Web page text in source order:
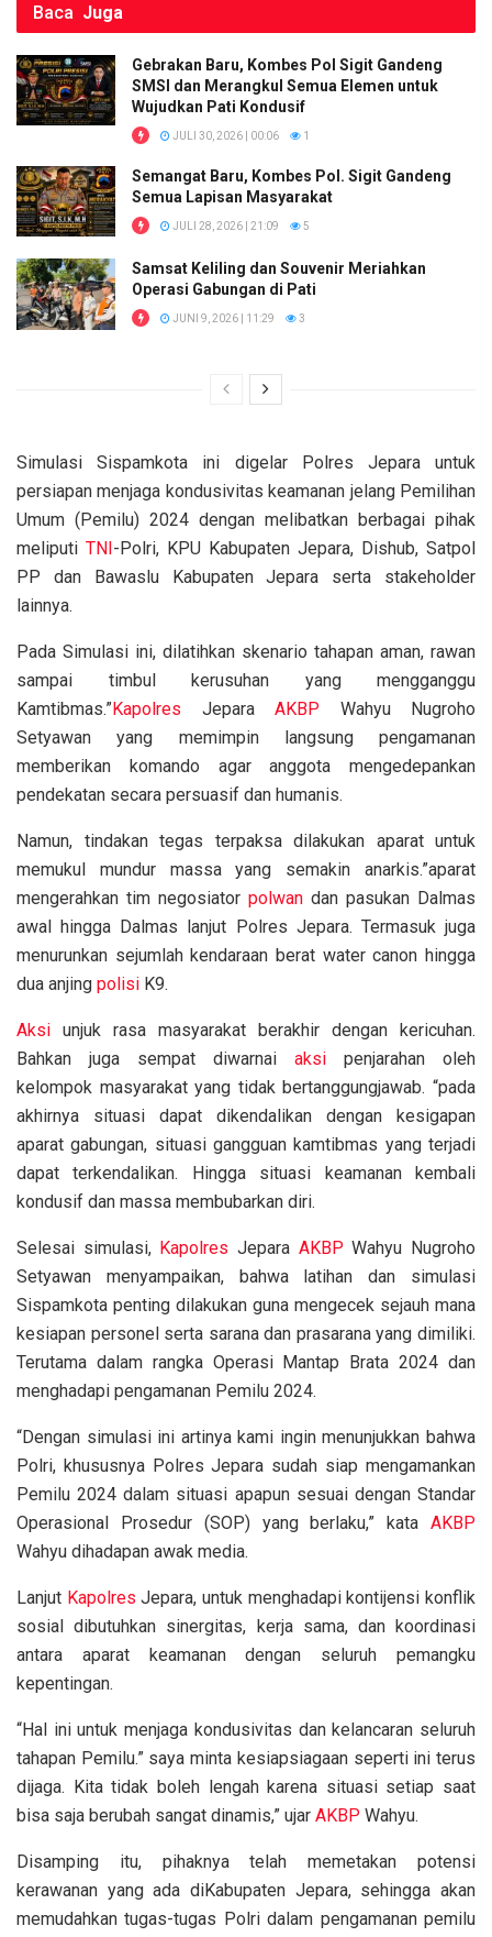
Baca Juga
Gebrakan Baru, Kombes Pol Sigit Gandeng
SMSI dan Merangkul Semua Elemen untuk
Wujudkan Pati Kondusif
JULI 30, 2026 | 00:06 1
Semangat Baru, Kombes Pol. Sigit Gandeng
Semua Lapisan Masyarakat
JULI 28, 2026 | 21:09 5
Samsat Keliling dan Souvenir Meriahkan
Operasi Gabungan di Pati
JUNI 9, 2026 | 11:29 3
Simulasi Sispamkota ini digelar Polres Jepara untuk
persiapan menjaga kondusivitas keamanan jelang Pemilihan
Umum (Pemilu) 2024 dengan melibatkan berbagai pihak
meliputi TNI-Polri, KPU Kabupaten Jepara, Dishub, Satpol
PP dan Bawaslu Kabupaten Jepara serta stakeholder
lainnya.
Pada Simulasi ini, dilatihkan skenario tahapan aman, rawan
sampai timbul kerusuhan yang mengganggu
Kamtibmas.”Kapolres Jepara AKBP Wahyu Nugroho
Setyawan yang memimpin langsung pengamanan
memberikan komando agar anggota mengedepankan
pendekatan secara persuasif dan humanis.
Namun, tindakan tegas terpaksa dilakukan aparat untuk
memukul mundur massa yang semakin anarkis.”aparat
mengerahkan tim negosiator polwan dan pasukan Dalmas
awal hingga Dalmas lanjut Polres Jepara. Termasuk juga
menurunkan sejumlah kendaraan berat water canon hingga
dua anjing polisi K9.
Aksi unjuk rasa masyarakat berakhir dengan kericuhan.
Bahkan juga sempat diwarnai aksi penjarahan oleh
kelompok masyarakat yang tidak bertanggungjawab. “pada
akhirnya situasi dapat dikendalikan dengan kesigapan
aparat gabungan, situasi gangguan kamtibmas yang terjadi
dapat terkendalikan. Hingga situasi keamanan kembali
kondusif dan massa membubarkan diri.
Selesai simulasi, Kapolres Jepara AKBP Wahyu Nugroho
Setyawan menyampaikan, bahwa latihan dan simulasi
Sispamkota penting dilakukan guna mengecek sejauh mana
kesiapan personel serta sarana dan prasarana yang dimiliki.
Terutama dalam rangka Operasi Mantap Brata 2024 dan
menghadapi pengamanan Pemilu 2024.
“Dengan simulasi ini artinya kami ingin menunjukkan bahwa
Polri, khususnya Polres Jepara sudah siap mengamankan
Pemilu 2024 dalam situasi apapun sesuai dengan Standar
Operasional Prosedur (SOP) yang berlaku,” kata AKBP
Wahyu dihadapan awak media.
Lanjut Kapolres Jepara, untuk menghadapi kontijensi konflik
sosial dibutuhkan sinergitas, kerja sama, dan koordinasi
antara aparat keamanan dengan seluruh pemangku
kepentingan.
“Hal ini untuk menjaga kondusivitas dan kelancaran seluruh
tahapan Pemilu.” saya minta kesiapsiagaan seperti ini terus
dijaga. Kita tidak boleh lengah karena situasi setiap saat
bisa saja berubah sangat dinamis,” ujar AKBP Wahyu.
Disamping itu, pihaknya telah memetakan potensi
kerawanan yang ada diKabupaten Jepara, sehingga akan
memudahkan tugas-tugas Polri dalam pengamanan pemilu